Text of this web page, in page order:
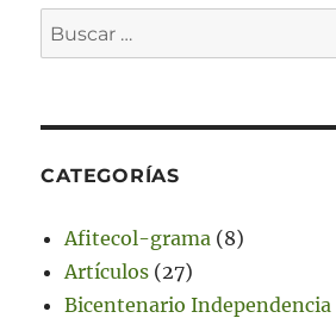
Buscar
por:
CATEGORÍAS
Afitecol-grama (8)
Artículos (27)
Bicentenario Independencia